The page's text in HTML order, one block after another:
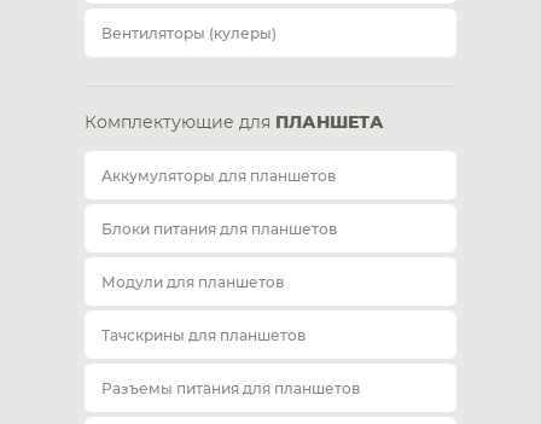
Вентиляторы (кулеры)
Комплектующие для ПЛАНШЕТА
Аккумуляторы для планшетов
Блоки питания для планшетов
Модули для планшетов
Тачскрины для планшетов
Разъемы питания для планшетов